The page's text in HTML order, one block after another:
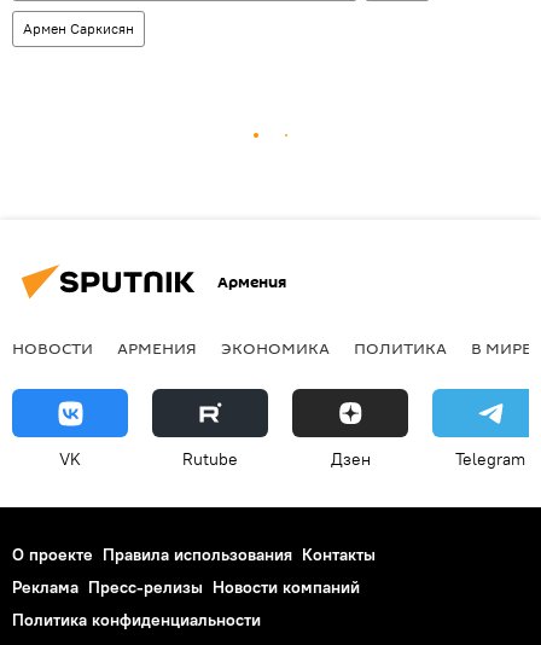
Армен Саркисян
Армения
НОВОСТИ АРМЕНИЯ ЭКОНОМИКА ПОЛИТИКА В МИРЕ
VK Rutube Дзен Telegram
О проекте Правила использования Контакты
Реклама Пресс-релизы Новости компаний
Политика конфиденциальности